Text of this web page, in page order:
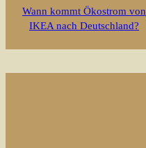
Wann kommt Ökostrom von
IKEA nach Deutschland?